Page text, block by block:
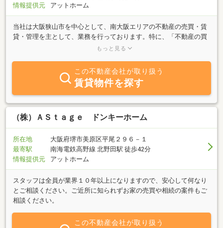
情報提供元
アットホーム
当社は大阪狭山市を中心として、南大阪エリアの不動産の売買・賃
貸・管理を主として、業務を行っております。特に、「不動産の買
い取り」には、自信をもっておりますので、当社への連絡は、一番
は回答をさせて頂き、４８時間以内には、資金をご準備させて頂き
もっと見る
この不動産会社が取り扱う
賃貸物件を探す
（株）ＡＳｔａｇｅ ドンキーホーム
所在地
大阪府堺市美原区平尾２９６－１
最寄駅
南海電鉄高野線 北野田駅 徒歩42分
情報提供元
アットホーム
スタッフは全員が業界１０年以上になりますので、安心して何なり
とご相談ください。ご近所に知られずお家の売買や相続の案件もご
相談ください。
この不動産会社が取り扱う